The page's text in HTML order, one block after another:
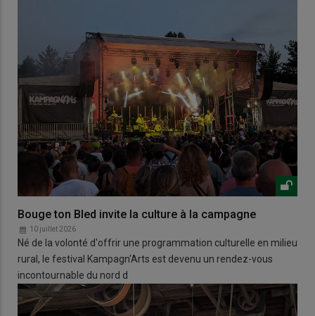
Bouge ton Bled invite la culture à la campagne
10 juillet 2026
Né de la volonté d'offrir une programmation culturelle en milieu
rural, le festival Kampagn'Arts est devenu un rendez-vous
incontournable du nord d